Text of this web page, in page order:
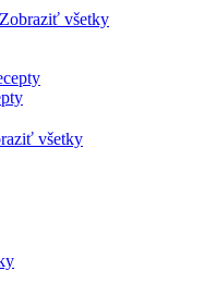
Zobraziť všetky
všetky